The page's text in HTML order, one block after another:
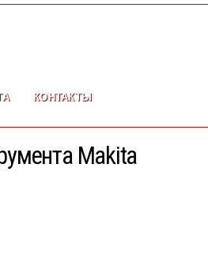
КОНТАКТЫ
Makita